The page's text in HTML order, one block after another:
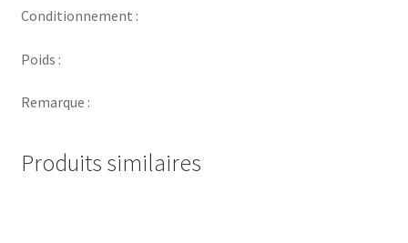
Conditionnement :
Poids :
Remarque :
Produits similaires